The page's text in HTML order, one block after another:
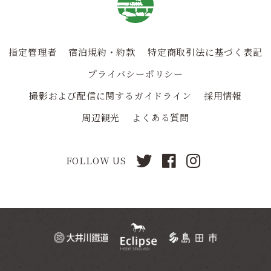
指定管理者 宿泊規約・約款
特定商取引法に基づく表記
プライバシーポリシー
撮影および配信に関するガイドライン
採用情報
周辺観光
よくある質問
FOLLOW US